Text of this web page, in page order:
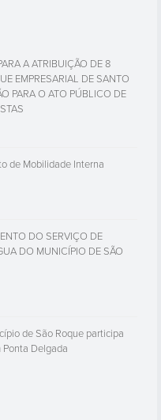
A ATRIBUIÇÃO DE 8
EMPRESARIAL DE SANTO
PARA O ATO PÚBLICO DE
de Mobilidade Interna
DO SERVIÇO DE
DO MUNICÍPIO DE SÃO
de São Roque participa
Ponta Delgada